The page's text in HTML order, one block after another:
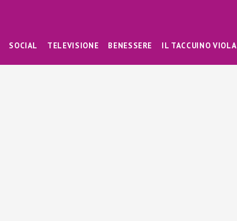
SOCIAL TELEVISIONE BENESSERE IL TACCUINO VIOLA